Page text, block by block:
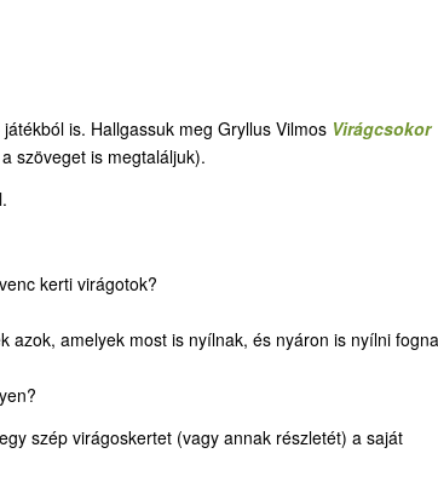
is. Hallgassuk meg Gryllus Vilmos Virágcsokor
szöveget is megtaláljuk).
kerti virágotok?
azok, amelyek most is nyílnak, és nyáron is nyílni
szép virágoskertet (vagy annak részletét) a saját